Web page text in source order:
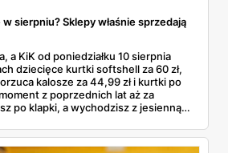
sierpniu? Sklepy właśnie sprzedają
a KiK od poniedziałku 10 sierpnia
dziecięce kurtki softshell za 60 zł,
kalosze za 44,99 zł i kurtki po
z poprzednich lat aż za
po klapki, a wychodzisz z jesienną
w przyszłym tygodniu i czy jest
zanim skończą się wakacje.